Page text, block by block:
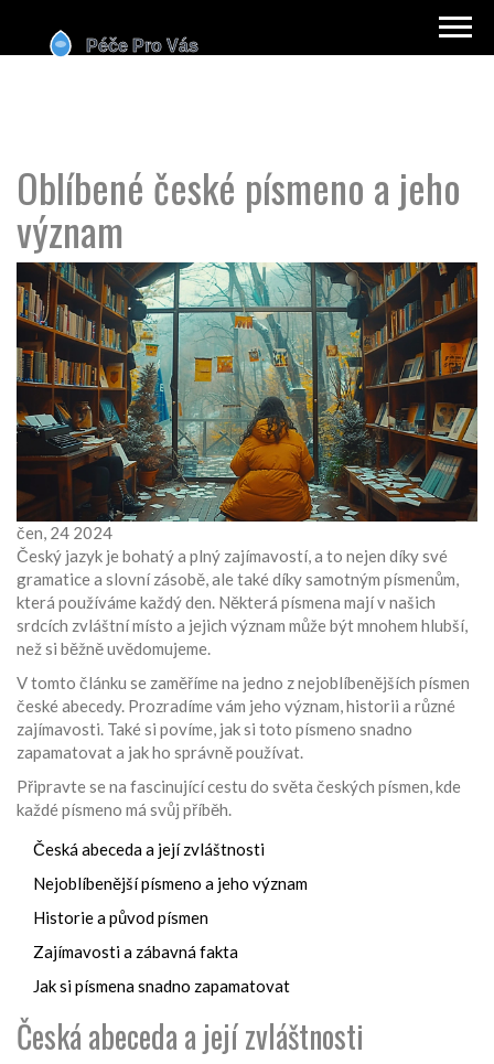
Oblíbené české písmeno a jeho
význam
čen, 24 2024
Český jazyk je bohatý a plný zajímavostí, a to nejen díky své
gramatice a slovní zásobě, ale také díky samotným písmenům,
která používáme každý den. Některá písmena mají v našich
srdcích zvláštní místo a jejich význam může být mnohem hlubší,
než si běžně uvědomujeme.
V tomto článku se zaměříme na jedno z nejoblíbenějších písmen
české abecedy. Prozradíme vám jeho význam, historii a různé
zajímavosti. Také si povíme, jak si toto písmeno snadno
zapamatovat a jak ho správně používat.
Připravte se na fascinující cestu do světa českých písmen, kde
každé písmeno má svůj příběh.
Česká abeceda a její zvláštnosti
Nejoblíbenější písmeno a jeho význam
Historie a původ písmen
Zajímavosti a zábavná fakta
Jak si písmena snadno zapamatovat
Česká abeceda a její zvláštnosti